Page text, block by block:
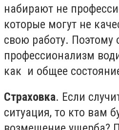
набирают не
которые могут не
свою работу. Поэтому
профессионализм
как и общее
Страховка. Если
ситуация, то кто вам